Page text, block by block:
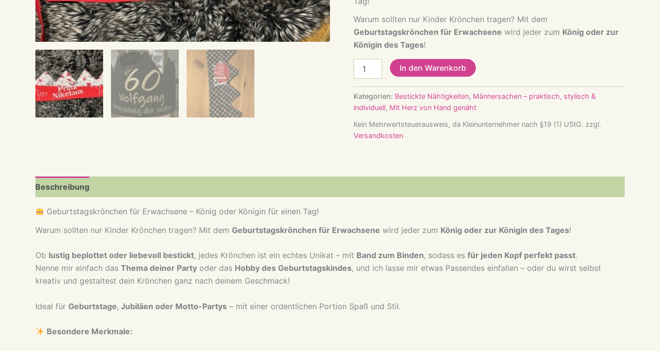
Warum sollten nur Kinder Krönchen tragen? Mit dem
Geburtstagskrönchen für Erwachsene wird jeder zum König oder zur
Königin des Tages!
Geburtstagskrönchen
–
König
oder
Königin
für
In den Warenkorb
Kategorien: Bestickte Nähtigkeiten, Männersachen – praktisch, stylisch &
individuell, Mit Herz von Hand genäht
Kein Mehrwertsteuerausweis, da Kleinunternehmer nach §19 (1) UStG. zzgl.
Versandkosten
Beschreibung
Geburtstagskrönchen für Erwachsene – König oder Königin für einen Tag!
Warum sollten nur Kinder Krönchen tragen? Mit dem Geburtstagskrönchen für Erwachsene wird jeder zum König oder zur Königin des Tages!
Ob lustig beplottet oder liebevoll bestickt, jedes Krönchen ist ein echtes Unikat – mit Band zum Binden, sodass es für jeden Kopf perfekt passt.
Nenne mir einfach das Thema deiner Party oder das Hobby des Geburtstagskindes, und ich lasse mir etwas Passendes einfallen – oder du wirst selbst
kreativ und gestaltest dein Krönchen ganz nach deinem Geschmack!
Ideal für Geburtstage, Jubiläen oder Motto-Partys – mit einer ordentlichen Portion Spaß und Stil.
Besondere Merkmale: